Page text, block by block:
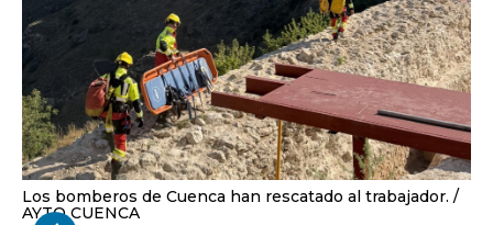
Los bomberos de Cuenca han rescatado al trabajador.
AYTO CUENCA